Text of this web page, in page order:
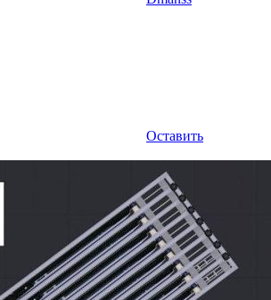
Оставить